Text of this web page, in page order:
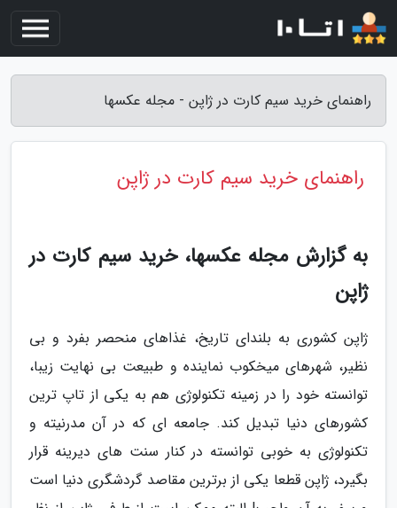
راهنمای خرید سیم کارت در ژاپن - مجله عکسها
راهنمای خرید سیم کارت در ژاپن
به گزارش مجله عکسها، خرید سیم کارت در
ژاپن
ژاپن کشوری به بلندای تاریخ، غذاهای منحصر بفرد و بی
نظیر، شهرهای میخکوب نماینده و طبیعت بی نهایت زیبا،
توانسته خود را در زمینه تکنولوژی هم به یکی از تاپ ترین
کشورهای دنیا تبدیل کند. جامعه ای که در آن مدرنیته و
تکنولوژی به خوبی توانسته در کنار سنت های دیرینه قرار
بگیرد، ژاپن قطعا یکی از برترین مقاصد گردشگری دنیا است